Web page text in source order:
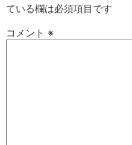
ている欄は必須項目です
コメント ※